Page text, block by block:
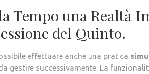
Tempo una Realtà
del Quinto.
effettuare anche una pratica
gestire successivamente. La